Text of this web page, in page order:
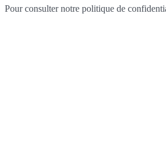
Pour consulter notre politique de